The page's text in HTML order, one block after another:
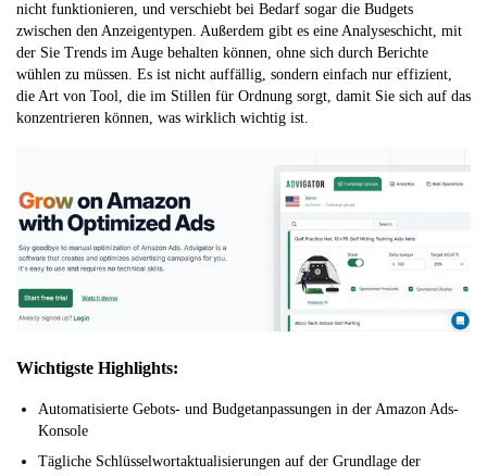
nicht funktionieren, und verschiebt bei Bedarf sogar die Budgets
zwischen den Anzeigentypen. Außerdem gibt es eine Analyseschicht, mit
der Sie Trends im Auge behalten können, ohne sich durch Berichte
wühlen zu müssen. Es ist nicht auffällig, sondern einfach nur effizient,
die Art von Tool, die im Stillen für Ordnung sorgt, damit Sie sich auf das
konzentrieren können, was wirklich wichtig ist.
Wichtigste Highlights:
Automatisierte Gebots- und Budgetanpassungen in der Amazon Ads-
Konsole
Tägliche Schlüsselwortaktualisierungen auf der Grundlage der